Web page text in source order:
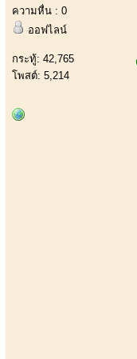
ความหื่น : 0
ออฟไลน์
กระทู้: 42,765
โพสต์: 5,214